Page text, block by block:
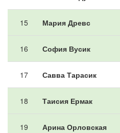
15 Мария Древс
16 София Вусик
17 Савва Тарасик
18 Таисия Ермак
19 Арина Орловская